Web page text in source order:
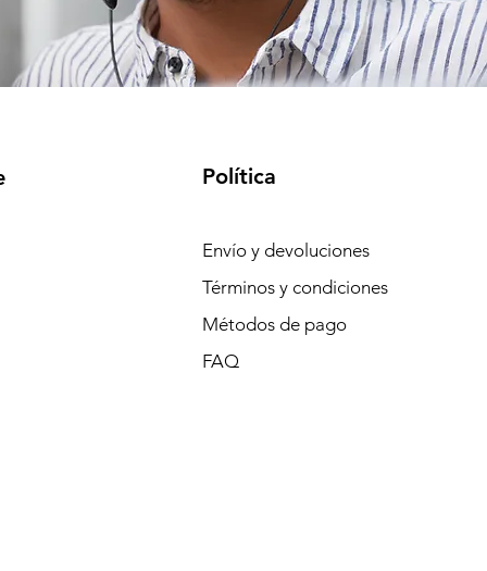
Política
Envío y devoluciones
Términos y condiciones
Métodos de pago
FAQ